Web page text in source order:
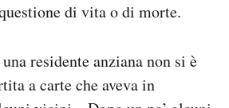
di vita o di morte.
residente anziana non si è
a carte che aveva in